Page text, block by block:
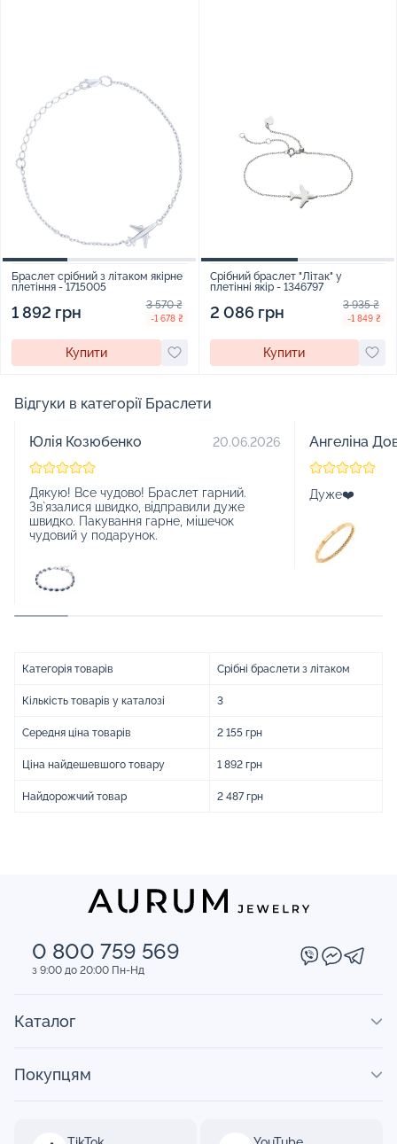
Браслет срібний з літаком якірне
плетіння - 1715005
1 892 грн 3 570 ₴
-1 678 ₴
Купити
Срібний браслет "Літак" у
плетінні якір - 1346797
2 086 грн 3 935 ₴
-1 849 ₴
Купити
Відгуки в категорії Браслети
Юлія Козюбенко 20.06.2026
Дякую! Все чудово! Браслет гарний.
Зв`язалися швидко, відправили дуже
швидко. Пакування гарне, мішечок
чудовий у подарунок.
Ангеліна
Дуже❤️
Категорія товарів Срібні браслети з літаком
Кількість товарів у каталозі 3
Середня ціна товарів 2 155 грн
Ціна найдешевшого товару 1 892 грн
Найдорожчий товар 2 487 грн
0 800 759 569
з 9:00 до 20:00 Пн-Нд
Каталог
Покупцям